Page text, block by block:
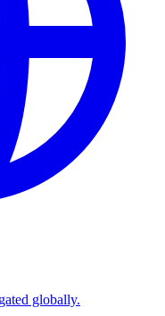
globally.